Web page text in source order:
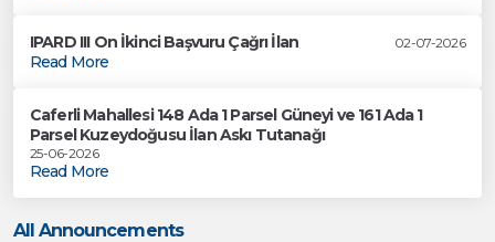
IPARD III On İkinci Başvuru Çağrı İlan 02-07-2026
Read More
Caferli Mahallesi 148 Ada 1 Parsel Güneyi ve 161 Ada 1
Parsel Kuzeydoğusu İlan Askı Tutanağı
25-06-2026
Read More
All Announcements